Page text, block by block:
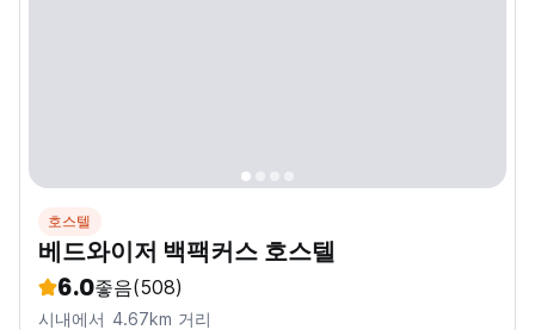
호스텔
베드와이저 백팩커스 호스텔
6.0좋음(508)
시내에서 4.67km 거리